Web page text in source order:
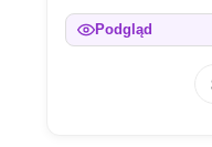
Podgląd